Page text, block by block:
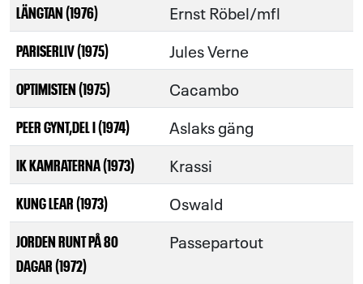
LÄNGTAN (1976) Ernst Röbel/mfl
PARISERLIV (1975) Jules Verne
OPTIMISTEN (1975) Cacambo
PEER GYNT,DEL I (1974) Aslaks gäng
IK KAMRATERNA (1973) Krassi
KUNG LEAR (1973) Oswald
JORDEN RUNT PÅ 80
DAGAR (1972)
Passepartout